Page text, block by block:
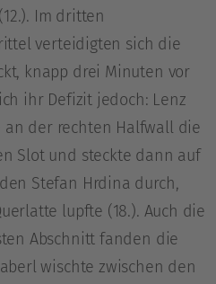
Im dritten
verteidigten sich die
knapp drei Minuten vor
ihr Defizit jedoch: Lenz
an der rechten Halfwall die
Slot und steckte dann auf
Stefan Hrdina durch,
lupfte (18.). Auch die
Abschnitt fanden die
wischte zwischen den